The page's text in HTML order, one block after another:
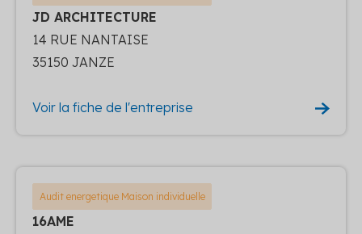
JD ARCHITECTURE
14 RUE NANTAISE
35150 JANZE
Voir la fiche de l'entreprise
Audit energetique Maison individuelle
16AME